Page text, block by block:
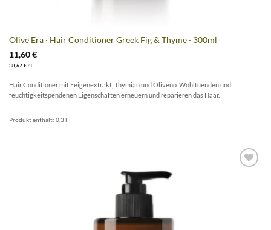
Olive Era · Hair Conditioner Greek Fig & Thyme · 300ml
11,60€
38,67 €/ l
Hair Conditioner mit Feigenextrakt, Thymian und Olivenö. Wohltuenden und
feuchtigkeitspendenen Eigenschaften erneuern und reparieren das Haar.
Produkt enthält: 0,3l